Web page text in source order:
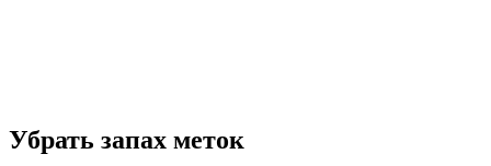
Убрать запах меток